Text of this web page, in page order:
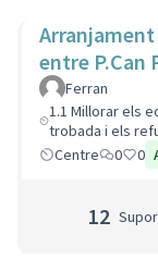
entre P.Can
Ferran
1.1 Millorar els
trobada i els
Centre
0 0
12